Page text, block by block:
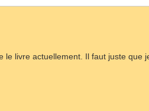
le livre actuellement. Il faut juste que